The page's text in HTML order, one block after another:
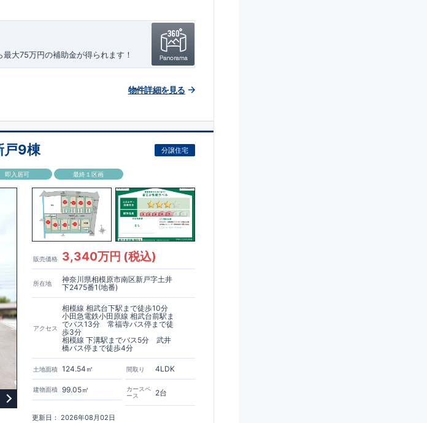
最大75万円の補助金が得られます！
単◎
60年間の品質保証を実施。
サービスを外部の業者に委託せず、
責任をもって対応いたします。
認定住宅！
、金銭的メリットが大きいのも魅力で
減
に対して、倒壊、崩壊しない」
。
がブルーミングガーデンの魅力です。
物件詳細を見る
戸9棟 分譲住宅
即入居可 最終１区画
販売価格 3,340万円 (税込)
所在地
神奈川県相模原市南区新戸字土井
下2475番1(地番)
アクセス
相模線 相武台下駅まで徒歩10分
小田急電鉄小田原線 相武台前駅ま
でバス13分 常福寺バス停まで徒
歩3分
相模線 下溝駅までバス5分 武井
橋バス停まで徒歩4分
土地面積 124.54㎡
建物面積 99.05㎡
間取り 4LDK
カースペ
ース
2台
更新日： 2026年08月02日